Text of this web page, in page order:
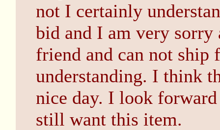
not I certainly
bid and I am very
friend and can not ship
understanding. I think
nice day. I look
still want this item.